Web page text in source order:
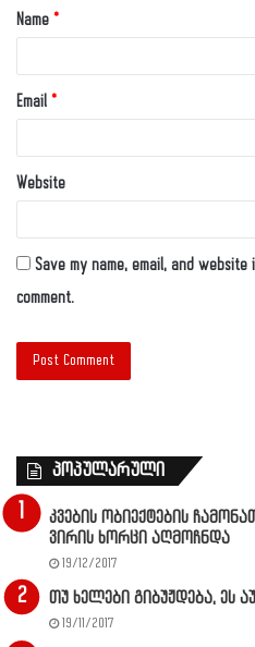
Name *
Email *
Website
Save my name, email, and
comment.
პოპულარული
კვების ობიექტების
ვირის ხორცი აღმოჩნდა
19/12/2017
თუ ხელები გიბუჟდება, ეს
19/11/2017